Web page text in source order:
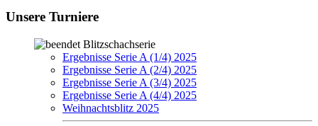
Unsere Turniere
Blitzschachserie
Ergebnisse Serie A (1/4) 2025
Ergebnisse Serie A (2/4) 2025
Ergebnisse Serie A (3/4) 2025
Ergebnisse Serie A (4/4) 2025
Weihnachtsblitz 2025